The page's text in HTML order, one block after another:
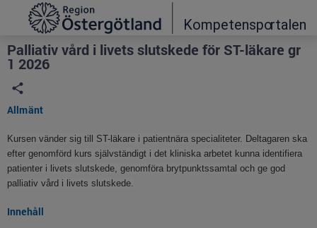
Grade
Portal
Palliativ vård i livets slutskede för ST-läkare gr
1 2026
Allmänt
Kursen vänder sig till ST-läkare i patientnära specialiteter. Deltagaren ska
efter genomförd kurs självständigt i det kliniska arbetet kunna identifiera
patienter i livets slutskede, genomföra brytpunktssamtal och ge god
palliativ vård i livets slutskede.
Innehåll